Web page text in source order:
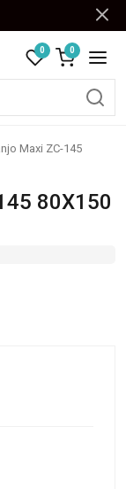
0 0
Maxi ZC-145
80X150